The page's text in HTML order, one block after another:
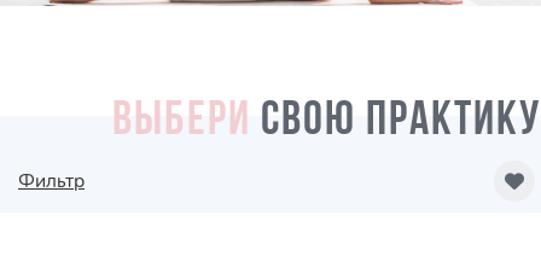
ВЫБЕРИ СВОЮ ПРАКТИКУ
Фильтр